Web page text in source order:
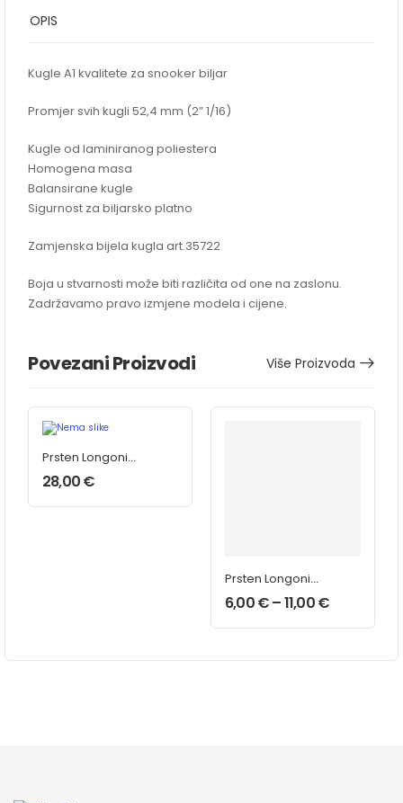
OPIS
Kugle A1 kvalitete za snooker biljar
Promjer svih kugli 52,4 mm (2” 1/16)
Kugle od laminiranog poliestera
Homogena masa
Balansirane kugle
Sigurnost za biljarsko platno
Zamjenska bijela kugla art.35722
Boja u stvarnosti može biti različita od one na zaslonu.
Zadržavamo pravo izmjene modela i cijene.
Povezani Proizvodi Više Proizvoda
Prsten Longoni
Luna Nera
28,00€
Prsten Longoni
JBR
6,00€–11,00€